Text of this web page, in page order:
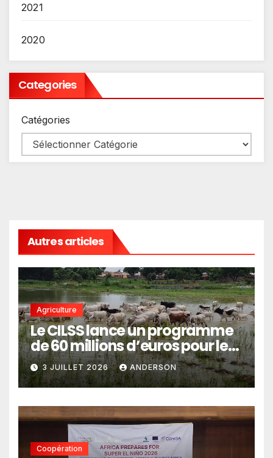
2021
2020
Categories
Catégories
Autres articles
Agriculture
Le CILSS lance un programme
de 60 millions d’euros pour le
pastoralisme
3 JUILLET 2026 ANDERSON
Coopération